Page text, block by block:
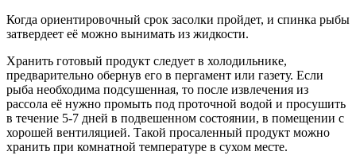
Когда ориентировочный срок засолки пройдет, и спинка рыбы
затвердеет её можно вынимать из жидкости.
Хранить готовый продукт следует в холодильнике,
предварительно обернув его в пергамент или газету. Если
рыба необходима подсушенная, то после извлечения из
рассола её нужно промыть под проточной водой и просушить
в течение 5-7 дней в подвешенном состоянии, в помещении с
хорошей вентиляцией. Такой просаленный продукт можно
хранить при комнатной температуре в сухом месте.